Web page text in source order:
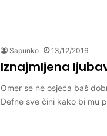
Sapunko 13/12/2016
Iznajmljena
Omer se ne osjeća baš
Defne sve čini kako bi mu